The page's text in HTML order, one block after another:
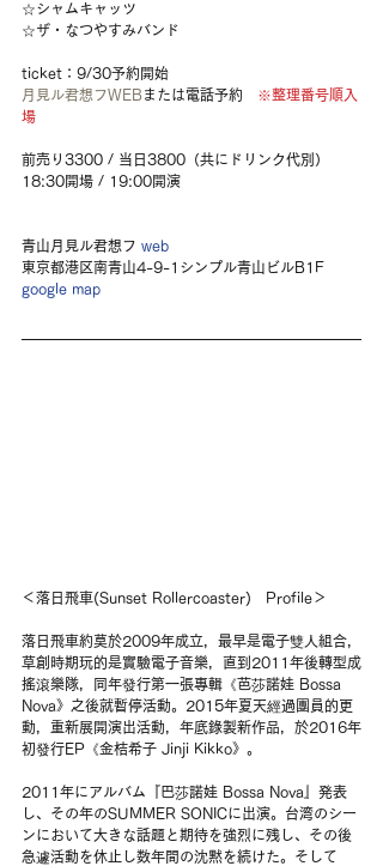
☆シャムキャッツ
☆ザ・なつやすみバンド
ticket：9/30予約開始
月見ル君想フWEB または電話予約 ※整理番号順入
場
前売り3300 / 当日3800（共にドリンク代別）
18:30開場 / 19:00開演
青山月見ル君想フ web
東京都港区南青山4-9-1シンプル青山ビルB1F
google map
＜落日飛車(Sunset Rollercoaster)　Profile＞
落日飛車約莫於2009年成立，最早是電子雙人組合，
草創時期玩的是實驗電子音樂，直到2011年後轉型成
搖滾樂隊，同年發行第一張專輯《芭莎諾娃 Bossa
Nova》之後就暫停活動。2015年夏天經過團員的更
動，重新展開演出活動，年底錄製新作品，於2016年
初發行EP《金桔希子 Jinji Kikko》。
2011年にアルバム『巴莎諾娃 Bossa Nova』発表
し、その年のSUMMER SONICに出演。台湾のシー
ンにおいて大きな話題と期待を強烈に残し、その後
急遽活動を休止し数年間の沈黙を続けた。そして